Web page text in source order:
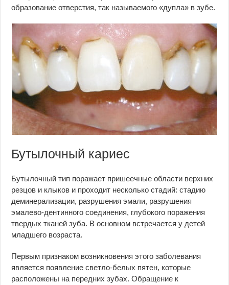
образование отверстия, так называемого «дупла» в зубе.
Бутылочный кариес
Бутылочный тип поражает пришеечные области верхних
резцов и клыков и проходит несколько стадий: стадию
деминерализации, разрушения эмали, разрушения
эмалево-дентинного соединения, глубокого поражения
твердых тканей зуба. В основном встречается у детей
младшего возраста.
Первым признаком возникновения этого заболевания
является появление светло-белых пятен, которые
расположены на передних зубах. Обращение к